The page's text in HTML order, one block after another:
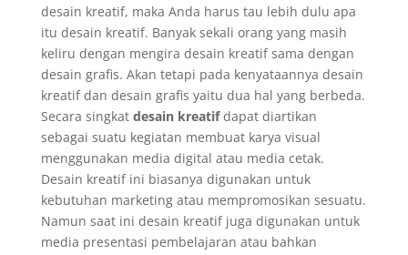
desain kreatif, maka Anda harus tau lebih dulu apa
itu desain kreatif. Banyak sekali orang yang masih
keliru dengan mengira desain kreatif sama dengan
desain grafis. Akan tetapi pada kenyataannya desain
kreatif dan desain grafis yaitu dua hal yang berbeda.
Secara singkat desain kreatifdapat diartikan
sebagai suatu kegiatan membuat karya visual
menggunakan media digital atau media cetak.
Desain kreatif ini biasanya digunakan untuk
kebutuhan marketing atau mempromosikan sesuatu.
Namun saat ini desain kreatif juga digunakan untuk
media presentasi pembelajaran atau bahkan